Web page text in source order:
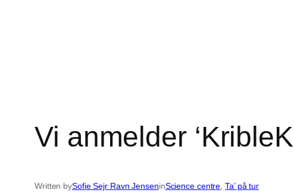
Vi anmelder
Written bySofie Sejr Ravn JenseninScience centre, Ta’ på tur